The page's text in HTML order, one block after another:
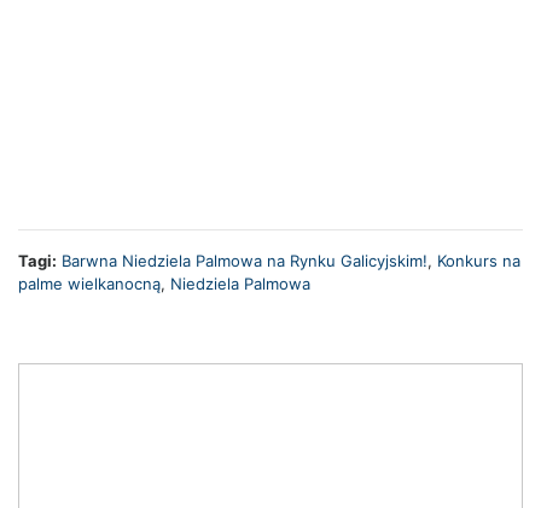
Tagi: Barwna Niedziela Palmowa na Rynku Galicyjskim!, Konkurs na
palme wielkanocną, Niedziela Palmowa